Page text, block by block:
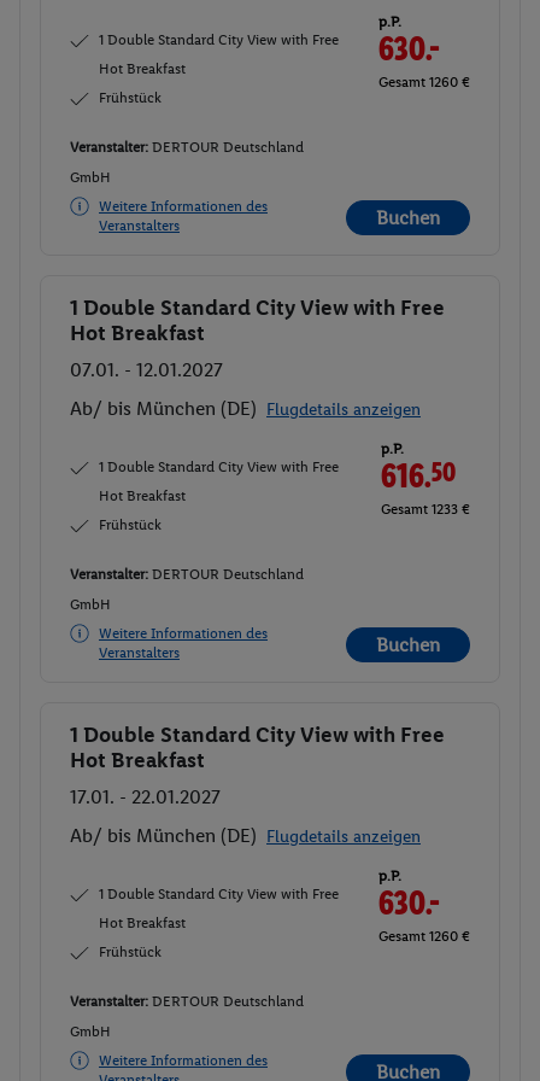
1 Double Standard City View with Free
Hot Breakfast
Frühstück
p.P.
630.-
Gesamt 1260 €
Veranstalter: DERTOUR Deutschland
GmbH
Weitere Informationen des
Veranstalters
Buchen
Buchen
1 Double Standard City View with Free
Hot Breakfast
07.01. - 12.01.2027
Ab/ bis München (DE) Flugdetails anzeigen
1 Double Standard City View with Free
Hot Breakfast
Frühstück
p.P.
616.50
Gesamt 1233 €
Veranstalter: DERTOUR Deutschland
GmbH
Weitere Informationen des
Veranstalters
Buchen
Buchen
1 Double Standard City View with Free
Hot Breakfast
17.01. - 22.01.2027
Ab/ bis München (DE) Flugdetails anzeigen
1 Double Standard City View with Free
Hot Breakfast
Frühstück
p.P.
630.-
Gesamt 1260 €
Veranstalter: DERTOUR Deutschland
GmbH
Weitere Informationen des
Buchen